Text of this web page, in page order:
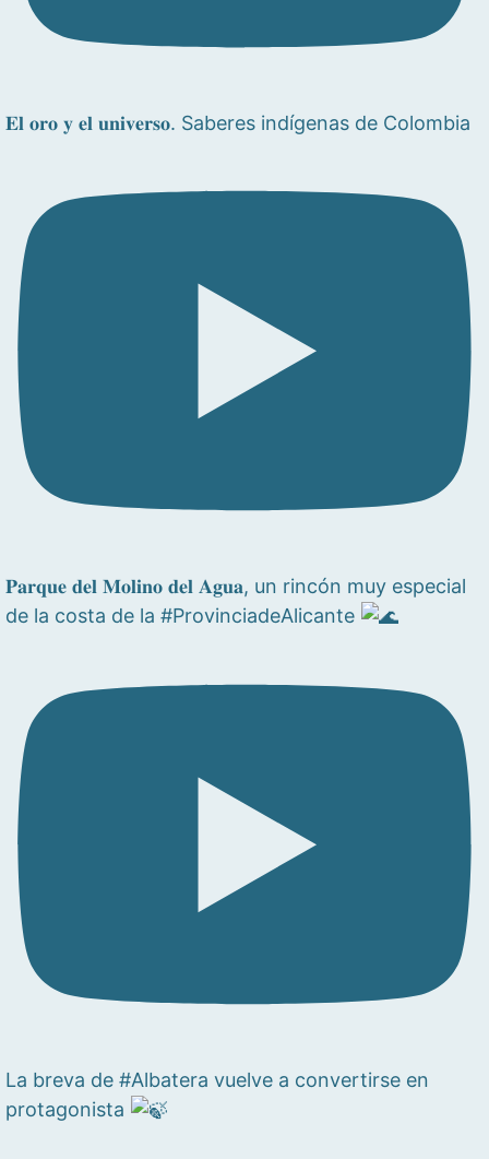
𝐄𝐥 𝐨𝐫𝐨 𝐲 𝐞𝐥 𝐮𝐧𝐢𝐯𝐞𝐫𝐬𝐨. Saberes indígenas de Colombia
𝐏𝐚𝐫𝐪𝐮𝐞 𝐝𝐞𝐥 𝐌𝐨𝐥𝐢𝐧𝐨 𝐝𝐞𝐥 𝐀𝐠𝐮𝐚, un rincón muy especial
de la costa de la #ProvinciadeAlicante
La breva de #Albatera vuelve a convertirse en
protagonista